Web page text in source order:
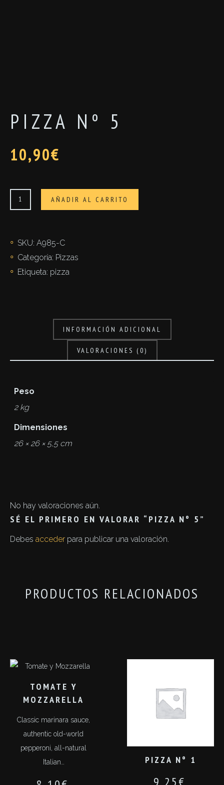
PIZZA Nº 5
10,90€
Pizza
nº
cantidad
AÑADIR AL CARRITO
SKU: A985-C
Categoría: Pizzas
Etiqueta: pizza
INFORMACIÓN ADICIONAL
VALORACIONES (0)
Peso
2 kg
Dimensiones
26 × 26 × 5,5 cm
No hay valoraciones aún.
SÉ EL PRIMERO EN VALORAR “PIZZA Nº 5”
Debes acceder para publicar una valoración.
PRODUCTOS RELACIONADOS
TOMATE Y
MOZZARELLA
Classic marinara sauce,
authentic old-world
pepperoni, all-natural
Italian…
PIZZA Nº 1
9,25€